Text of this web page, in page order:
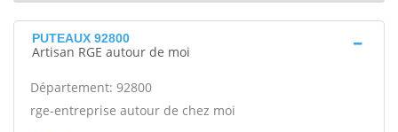
PUTEAUX 92800
Artisan RGE autour de moi
Département: 92800
rge-entreprise autour de chez moi